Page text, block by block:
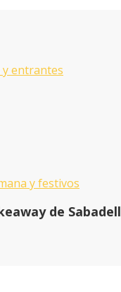
entrantes
y festivos
y entrantes
de Sabadell